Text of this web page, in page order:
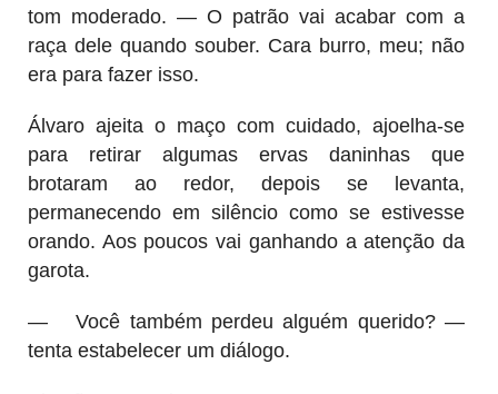
tom moderado. — O patrão vai acabar com a
raça dele quando souber. Cara burro, meu; não
era para fazer isso.
Álvaro ajeita o maço com cuidado, ajoelha-se
para retirar algumas ervas daninhas que
brotaram ao redor, depois se levanta,
permanecendo em silêncio como se estivesse
orando. Aos poucos vai ganhando a atenção da
garota.
—
Você também perdeu alguém querido? —
tenta estabelecer um diálogo.